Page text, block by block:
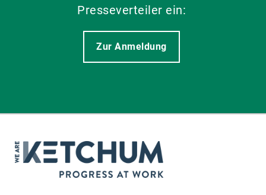
Presseverteiler ein:
Zur Anmeldung